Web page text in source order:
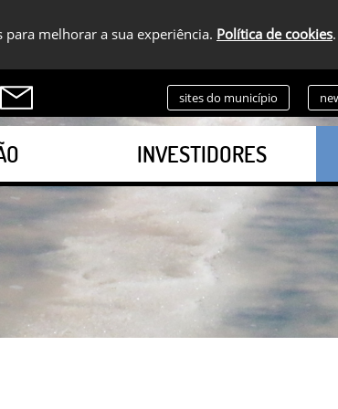
para melhorar a sua experiência. Política de cookies.
sites do município
INVESTIDORES